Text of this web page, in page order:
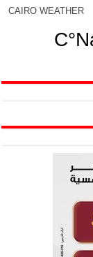
CAIRO WEATHER